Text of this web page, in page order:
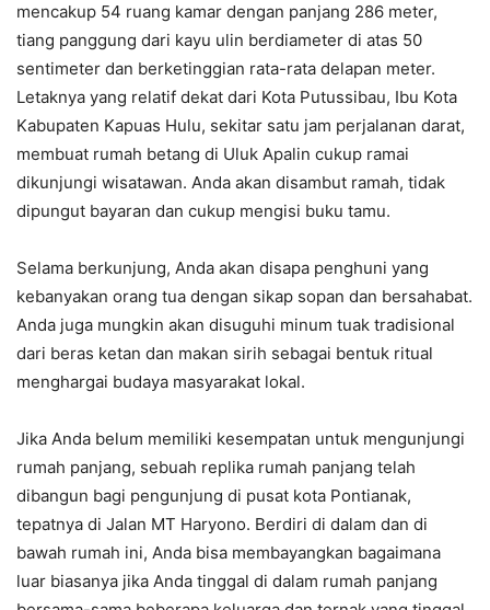
mencakup 54 ruang kamar dengan panjang 286 meter,
tiang panggung dari kayu ulin berdiameter di atas 50
sentimeter dan berketinggian rata-rata delapan meter.
Letaknya yang relatif dekat dari Kota Putussibau, Ibu Kota
Kabupaten Kapuas Hulu, sekitar satu jam perjalanan darat,
membuat rumah betang di Uluk Apalin cukup ramai
dikunjungi wisatawan. Anda akan disambut ramah, tidak
dipungut bayaran dan cukup mengisi buku tamu.
Selama berkunjung, Anda akan disapa penghuni yang
kebanyakan orang tua dengan sikap sopan dan bersahabat.
Anda juga mungkin akan disuguhi minum tuak tradisional
dari beras ketan dan makan sirih sebagai bentuk ritual
menghargai budaya masyarakat lokal.
Jika Anda belum memiliki kesempatan untuk mengunjungi
rumah panjang, sebuah replika rumah panjang telah
dibangun bagi pengunjung di pusat kota Pontianak,
tepatnya di Jalan MT Haryono. Berdiri di dalam dan di
bawah rumah ini, Anda bisa membayangkan bagaimana
luar biasanya jika Anda tinggal di dalam rumah panjang